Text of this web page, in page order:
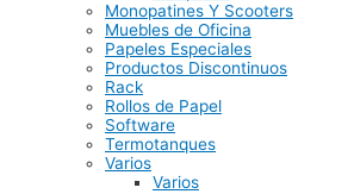
Monopatines Y Scooters
Muebles de Oficina
Papeles Especiales
Productos Discontinuos
Rack
Rollos de Papel
Software
Termotanques
Varios
Varios